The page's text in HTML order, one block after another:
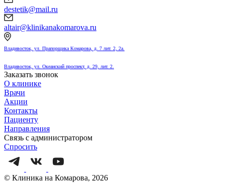
destetik@mail.ru
altair@klinikanakomarova.ru
Владивосток, ул. Прапорщика Комарова, д. 7 лит. 2, 2а.
Владивосток, ул. Океанский проспект, д. 29, лит. 2.
Заказать звонок
О клинике
Врачи
Акции
Контакты
Пациенту
Направления
Связь с администратором
Спросить
© Клиника на Комарова, 2026